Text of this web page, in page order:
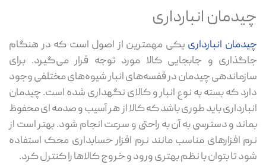
انبارداری
انباردارییکی مهمترین از اصول است که در هنگام
و جابجایی کالا مورد توجه قرار می‌گیرد. برای
چیدمان در قفسه‌های انبار شیوه‌های مختلفی وجود
که بسته به نوع انبار و کالای نگهداری شده است. چیدمان
باید طوری باشد که کالا از هر آسیب و صدمه ای محفوظ
و دسترسی به آن‌ به راحتی و سرعت انجام شود. بهتر است از
افزارهای مناسب مانند نرم افزار حسابداری محک استفاده
تا بتوان با نظم بهتری ورود و خروج کالاها را کنترل کرد.